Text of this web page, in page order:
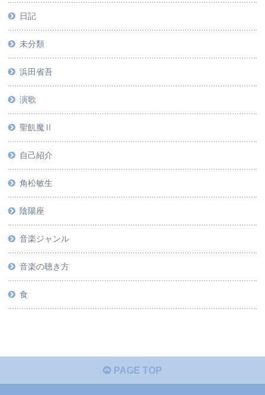
日記
未分類
浜田省吾
演歌
聖飢魔Ⅱ
自己紹介
角松敏生
陰陽座
音楽ジャンル
音楽の聴き方
食
PAGE TOP